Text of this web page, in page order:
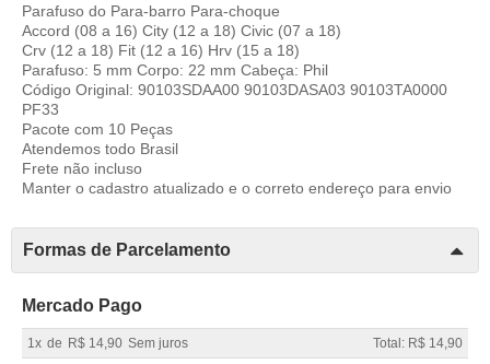
Parafuso do Para-barro Para-choque
Accord (08 a 16) City (12 a 18) Civic (07 a 18)
Crv (12 a 18) Fit (12 a 16) Hrv (15 a 18)
Parafuso: 5 mm Corpo: 22 mm Cabeça: Phil
Código Original: 90103SDAA00 90103DASA03 90103TA0000
PF33
Pacote com 10 Peças
Atendemos todo Brasil
Frete não incluso
Manter o cadastro atualizado e o correto endereço para envio
Formas de Parcelamento
Mercado Pago
1x de R$ 14,90 Sem juros
Total: R$ 14,90